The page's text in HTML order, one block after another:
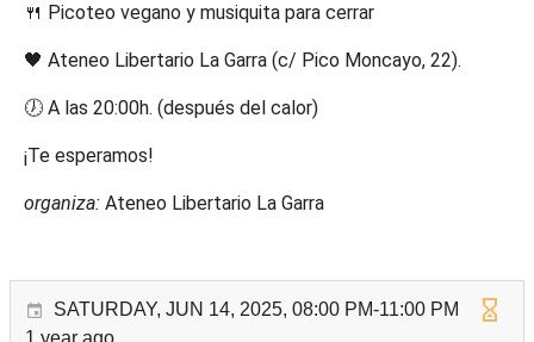
🍴 Picoteo vegano y musiquita para cerrar
🖤 Ateneo Libertario La Garra (c/ Pico Moncayo, 22).
🕖 A las 20:00h. (después del calor)
¡Te esperamos!
organiza: Ateneo Libertario La Garra
SATURDAY, JUN 14, 2025, 08:00 PM-11:00 PM
1 year ago